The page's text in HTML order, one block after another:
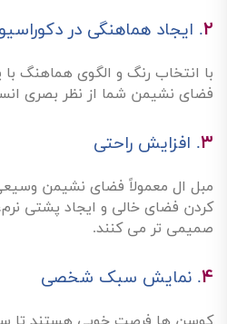
۲. ایجاد هماهنگی در
با انتخاب رنگ و الگوی هماهنگ با
فضای نشیمن شما از نظر بصری
۳. افزایش راحتی
مبل ال معمولاً فضای نشیمن
کردن فضای خالی و ایجاد پشتی
صمیمی تر می کنند.
۴. نمایش سبک شخصی